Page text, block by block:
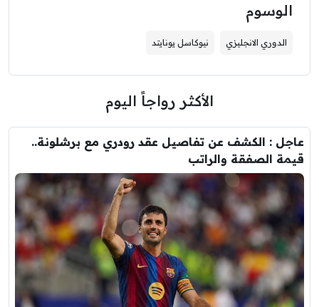
الوسوم
الدوري الانجليزي نيوكاسل يونايتد
الأكثر رواجاً اليوم
عاجل : الكشف عن تفاصيل عقد رودري مع برشلونة..
قيمة الصفقة والراتب